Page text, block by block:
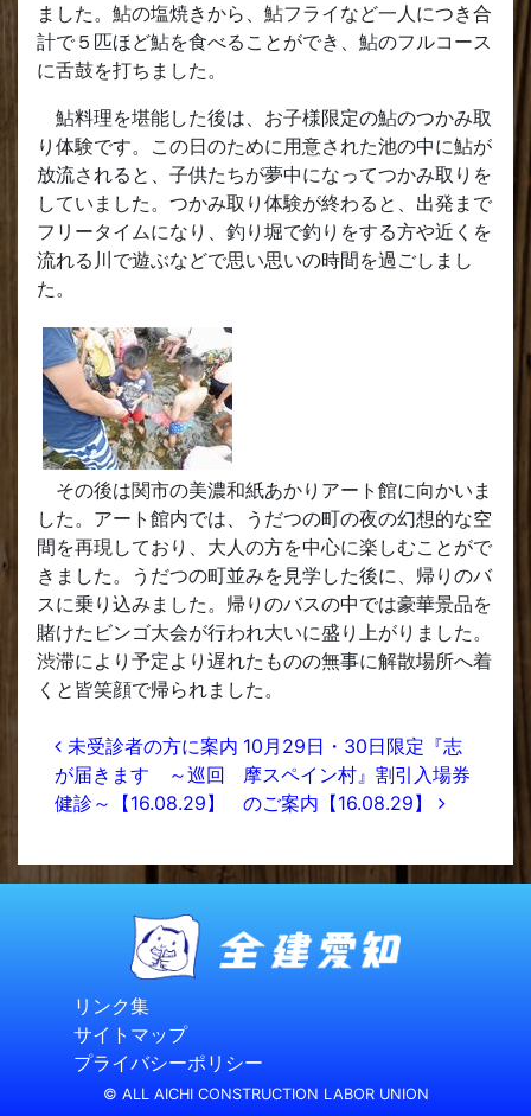
ました。鮎の塩焼きから、鮎フライなど一人につき合
計で５匹ほど鮎を食べることができ、鮎のフルコース
に舌鼓を打ちました。
鮎料理を堪能した後は、お子様限定の鮎のつかみ取
り体験です。この日のために用意された池の中に鮎が
放流されると、子供たちが夢中になってつかみ取りを
していました。つかみ取り体験が終わると、出発まで
フリータイムになり、釣り堀で釣りをする方や近くを
流れる川で遊ぶなどで思い思いの時間を過ごしまし
た。
その後は関市の美濃和紙あかりアート館に向かいま
した。アート館内では、うだつの町の夜の幻想的な空
間を再現しており、大人の方を中心に楽しむことがで
きました。うだつの町並みを見学した後に、帰りのバ
スに乗り込みました。帰りのバスの中では豪華景品を
賭けたビンゴ大会が行われ大いに盛り上がりました。
渋滞により予定より遅れたものの無事に解散場所へ着
くと皆笑顔で帰られました。
投稿ナビゲーション
未受診者の方に案内
が届きます ～巡回
健診～【16.08.29】
10月29日・30日限定『志
摩スペイン村』割引入場券
のご案内【16.08.29】
リンク集
サイトマップ
プライバシーポリシー
© ALL AICHI CONSTRUCTION LABOR UNION